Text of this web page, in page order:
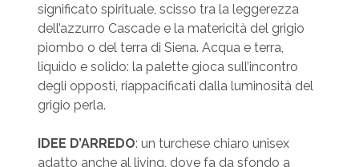
significato spirituale, scisso tra la leggerezza
dell’azzurro Cascade e la matericità del grigio
piombo o del terra di Siena. Acqua e terra,
liquido e solido: la palette gioca sull’incontro
degli opposti, riappacificati dalla luminosità del
grigio perla.
IDEE D’ARREDO: un turchese chiaro unisex
adatto anche al living, dove fa da sfondo a